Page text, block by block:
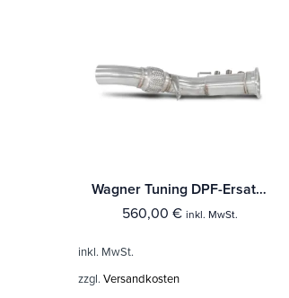
Wagner Tuning DPF-Ersatz für BMW E-F-Reihe N57 25d/30d/40d
560,00 € inkl. MwSt.
inkl. MwSt.
zzgl. Versandkosten